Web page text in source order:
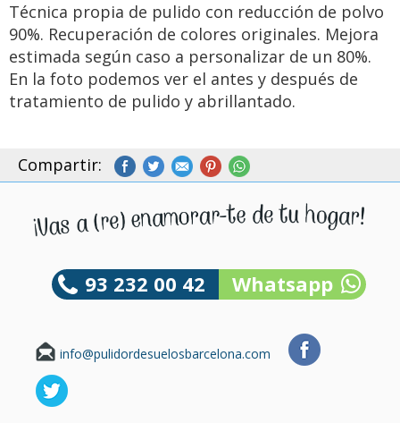
Técnica propia de pulido con reducción de polvo
90%. Recuperación de colores originales. Mejora
estimada según caso a personalizar de un 80%.
En la foto podemos ver el antes y después de
tratamiento de pulido y abrillantado.
Compartir:
93 232 00 42 Whatsapp
info@pulidordesuelosbarcelona.com